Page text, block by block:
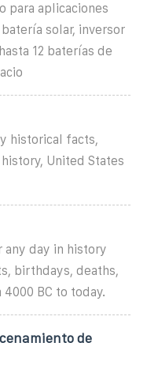
para aplicaciones
solar, inversor
12 baterías de
historical facts,
United States
any day in history
birthdays, deaths,
BC to today.
de